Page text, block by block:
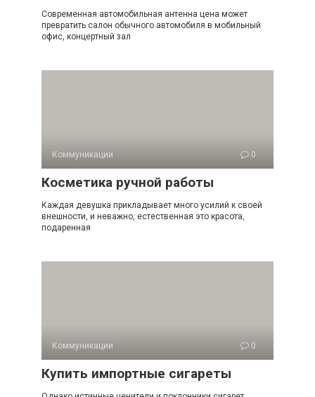
Современная автомобильная антенна цена может
превратить салон обычного автомобиля в мобильный
офис, концертный зал
Коммуникации 0
Косметика ручной работы
Каждая девушка прикладывает много усилий к своей
внешности, и неважно, естественная это красота,
подаренная
Коммуникации 0
Купить импортные сигареты